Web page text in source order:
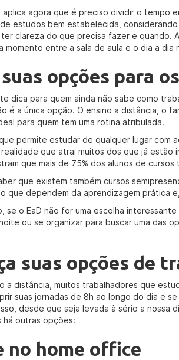
aplica agora que é preciso dividir o tempo
estudos bem estabelecida,
clareza do que precisa fazer e quando.
momento entre a sala de aula e o dia a dia
opções para
dica para quem ainda não sabe como
é a única opção. O ensino a distância, o
para quem tem uma rotina atribulada.
permite estudar de qualquer lugar com
que atrai muitos dos que já estão
que mais de 75% dos alunos de
que existem também cursos
que dependem da aprendizagem prática
se o EaD não for uma escolha
ou se organizar para buscar uma das
suas opções de
a distância, muitos trabalhadores que
suas jornadas de 8h ao longo do dia e
desde que seja levada à sério a nossa
há outras opções:
no home office